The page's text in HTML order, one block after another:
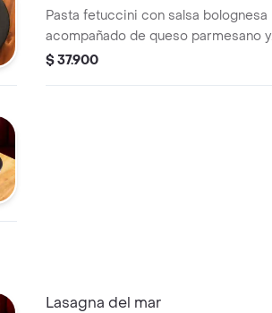
Pasta fetuccini con salsa bolognesa
acompañado de queso parmesano y
albahaca genovesa.
$ 37.900
Lasagna del mar